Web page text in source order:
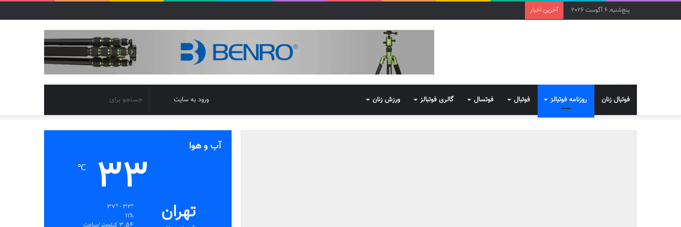
پنج‌شنبه, 6 آگوست 2026 آخرین اخبار
فوتبال زنان روزنامه فوتبالز فوتبال فوتسال گالری فوتبالز ورزش زنان
برای
تغییر
پوسته
ورود به سایت
آب و هوا
تهران
33
℃
11%
3.54 کیلومتر/ساعت